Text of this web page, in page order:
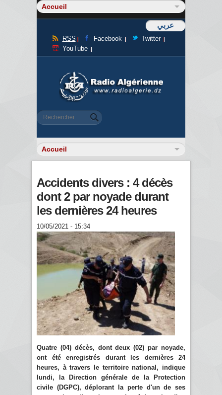
عربي
RSS Facebook
Twitter
YouTube
Formulaire de recherche
Rechercher
Accidents divers : 4 décès
dont 2 par noyade durant
les dernières 24 heures
10/05/2021 - 15:34
Quatre (04) décès, dont deux (02) par noyade,
ont été enregistrés durant les dernières 24
heures, à travers le territoire national, indique
lundi, la Direction générale de la Protection
civile (DGPC), déplorant la perte d'un de ses